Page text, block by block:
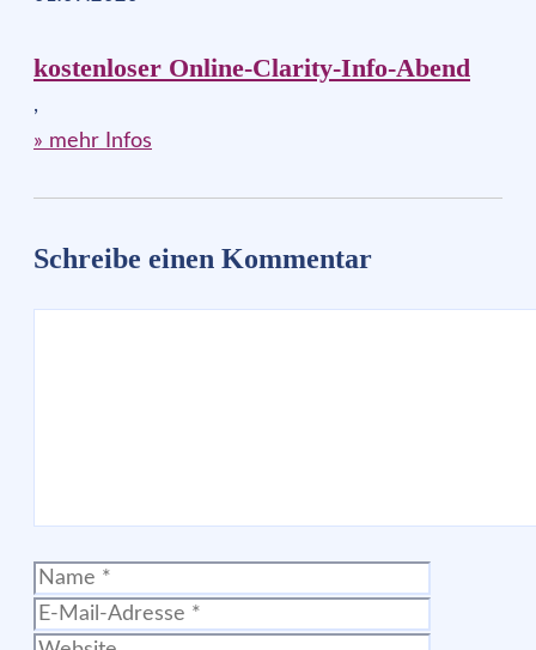
kostenloser Online-Clarity-Info-Abend
,
» mehr Infos
Schreibe einen Kommentar
Name